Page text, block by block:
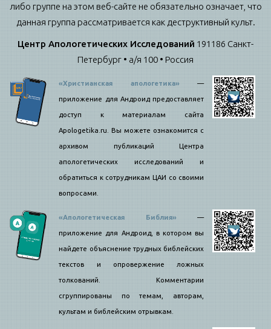
либо группе на этом веб-сайте не обязательно означает, что
данная группа рассматривается как деструктивный культ.
Центр Апологетических Исследований 191186 Санкт-
Петербург • а/я 100 • Россия
«Христианская апологетика»—
приложение для Андроид предоставляет
доступ к материалам сайта
Apologetika.ru. Вы можете ознакомится с
архивом публикаций Центра
апологетических исследований и
обратиться к сотрудникам ЦАИ со своими
вопросами.
«Апологетическая Библия»—
приложение для Андроид, в котором вы
найдете объяснение трудных библейских
текстов и опровержение ложных
толкований. Комментарии
сгруппированы по темам, авторам,
культам и библейским отрывкам.